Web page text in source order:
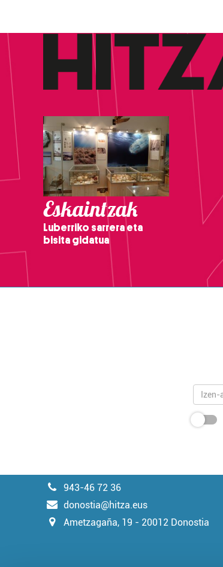
Eskaintzak
Luberriko sarrera eta
bisita gidatua
943-46 72 36
donostia@hitza.eus
Ametzagaña, 19 - 20012 Donostia